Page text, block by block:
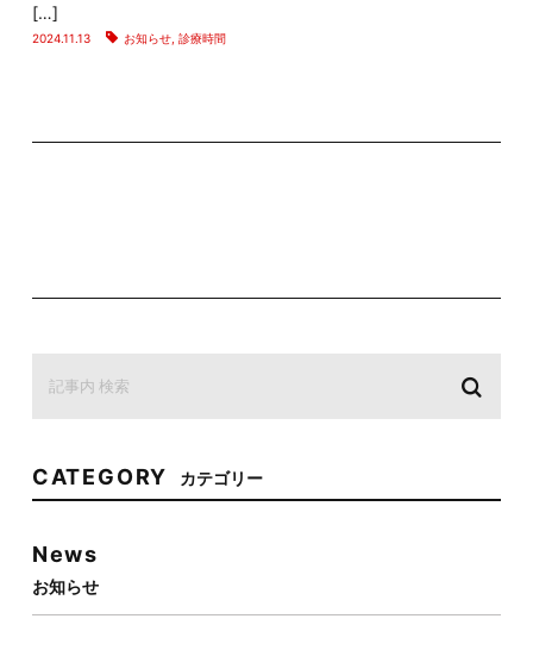
[…]
2024.11.13 お知らせ, 診療時間
CATEGORY カテゴリー
News
お知らせ